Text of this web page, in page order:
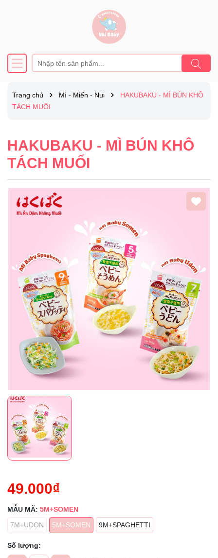
Trang chủ Mì - Miến - Nui
HAKUBAKU - MÌ BÚN KHÔ
TÁCH MUỐI
HAKUBAKU - MÌ BÚN KHÔ
TÁCH MUỐI
49.000₫
MẪU MÃ: 5M+SOMEN
7M+UDON
5M+SOMEN 9M+SPAGHETTI
Số lượng:
Điều kiện: